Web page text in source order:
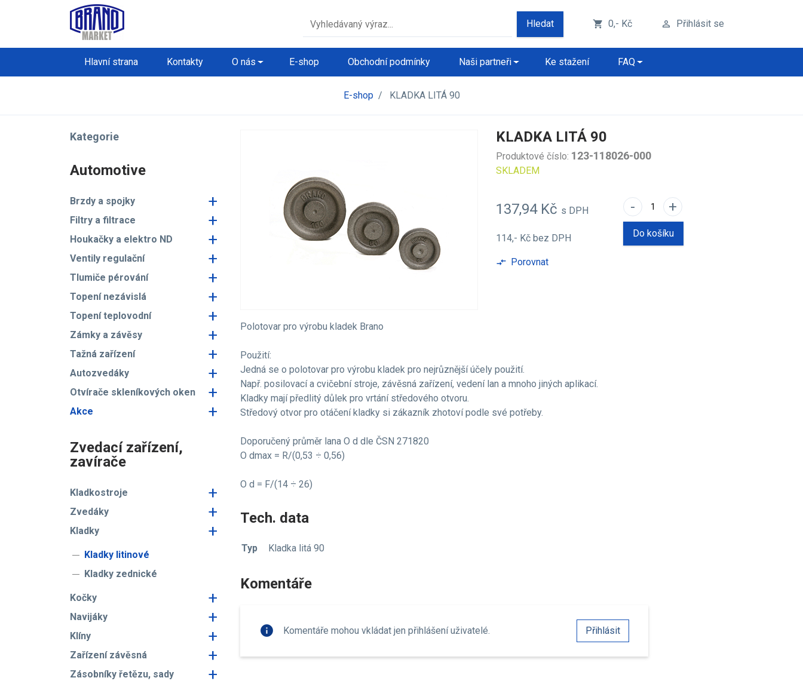
Hledat shopping_cart 0,- Kč perm_identity Přihlásit se
Hlavní strana Kontakty O nás E-shop Obchodní podmínky Naši partneři Ke stažení FAQ
E-shop / KLADKA LITÁ 90
Kategorie
Automotive
Brzdy a spojky +
Filtry a filtrace +
Houkačky a elektro ND +
Ventily regulační +
Tlumiče pérování +
Topení nezávislá +
Topení teplovodní +
Zámky a závěsy +
Tažná zařízení +
Autozvedáky +
Otvírače skleníkových oken +
Akce +
Zvedací zařízení,
zavírače
Kladkostroje +
Zvedáky +
Kladky +
Kladky litinové
Kladky zednické
Kočky +
Navijáky +
Klíny +
Zařízení závěsná +
Zásobníky řetězu, sady
+
KLADKA LITÁ 90
Produktové číslo: 123-118026-000
SKLADEM
137,94 Kč s DPH
114,- Kč bez DPH
- +
Do košíku
compare_arrows Porovnat
Polotovar pro výrobu kladek Brano
Použití:
Jedná se o polotovar pro výrobu kladek pro nejrůznější účely použití.
Např. posilovací a cvičební stroje, závěsná zařízení, vedení lan a mnoho jiných aplikací.
Kladky mají předlitý důlek pro vrtání středového otvoru.
Středový otvor pro otáčení kladky si zákazník zhotoví podle své potřeby.
Doporučený průměr lana O d dle ČSN 271820
O dmax = R/(0,53 ÷ 0,56)
O d = F/(14 ÷ 26)
Tech. data
Typ Kladka litá 90
Komentáře
info Komentáře mohou vkládat jen přihlášení uživatelé. Přihlásit